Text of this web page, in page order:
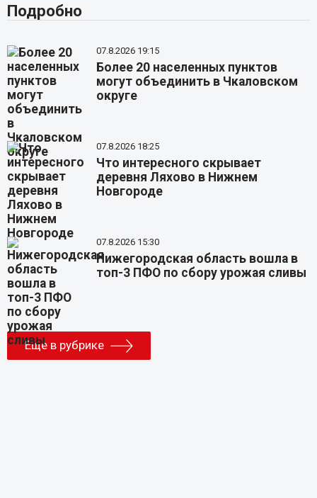
Подробно
07.8.2026 19:15
Более 20 населенных пунктов
могут объединить в Чкаловском
округе
07.8.2026 18:25
Что интересного скрывает
деревня Ляхово в Нижнем
Новгороде
07.8.2026 15:30
Нижегородская область вошла в
топ-3 ПФО по сбору урожая сливы
Еще в рубрике